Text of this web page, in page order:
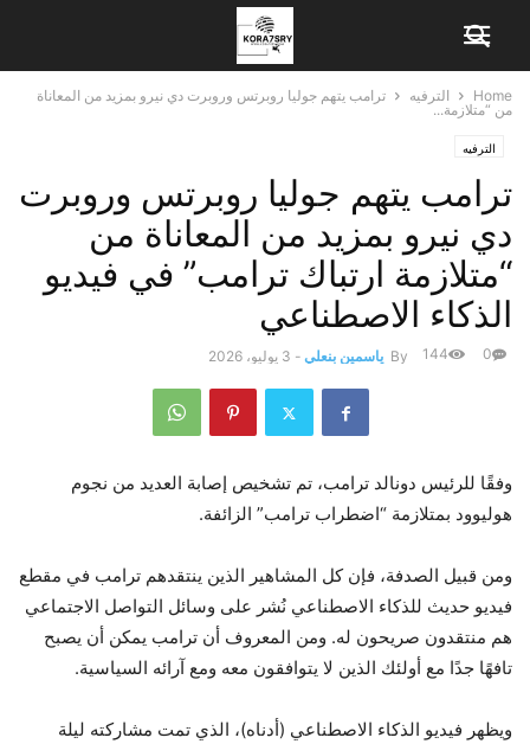
Home الترفيه
ترامب يتهم جوليا روبرتس وروبرت دي نيرو بمزيد من المعاناة
من “متلازمة...
الترفيه
ترامب يتهم جوليا روبرتس وروبرت
دي نيرو بمزيد من المعاناة من
“متلازمة ارتباك ترامب” في فيديو
الذكاء الاصطناعي
By ياسمين بنعلي - 3 يوليو، 2026 0
144
وفقًا للرئيس دونالد ترامب، تم تشخيص إصابة العديد من نجوم
هوليوود بمتلازمة “اضطراب ترامب” الزائفة.
ومن قبيل الصدفة، فإن كل المشاهير الذين ينتقدهم ترامب في مقطع
فيديو حديث للذكاء الاصطناعي نُشر على وسائل التواصل الاجتماعي
هم منتقدون صريحون له. ومن المعروف أن ترامب يمكن أن يصبح
تافهًا جدًا مع أولئك الذين لا يتوافقون معه ومع آرائه السياسية.
ويظهر فيديو الذكاء الاصطناعي (أدناه)، الذي تمت مشاركته ليلة